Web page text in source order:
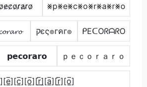
⨳p⨳e⨳c⨳o⨳r⨳a⨳r⨳o
קєς๏гคг๏ ᑭEᑕOᖇᗩᖇO
𝗽𝗲𝗰𝗼𝗿𝗮𝗿𝗼 ｐｅｃｏｒａｒｏ